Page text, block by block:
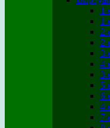
1-
2-
3-
4-
3-
5-
6-
4-
7-